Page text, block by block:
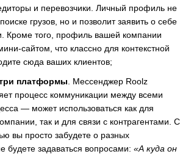
и перевозчики. Личный профиль не
грузов, но и позволит заявить о себе
Кроме того, профиль вашей компании
сайтом, что классно для контекстной
сюда ваших клиентов;
платформы . Мессенджер Roolz
процесс коммуникации между всеми
— может использоваться как для
так и для связи с контрагентами. С
вы просто забудете о разных
будете задаваться вопросами: «А куда он